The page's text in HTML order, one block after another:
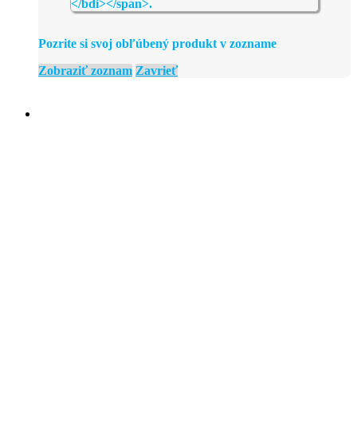
Pozrite si svoj obľúbený produkt v zozname
Zobraziť zoznam Zavrieť